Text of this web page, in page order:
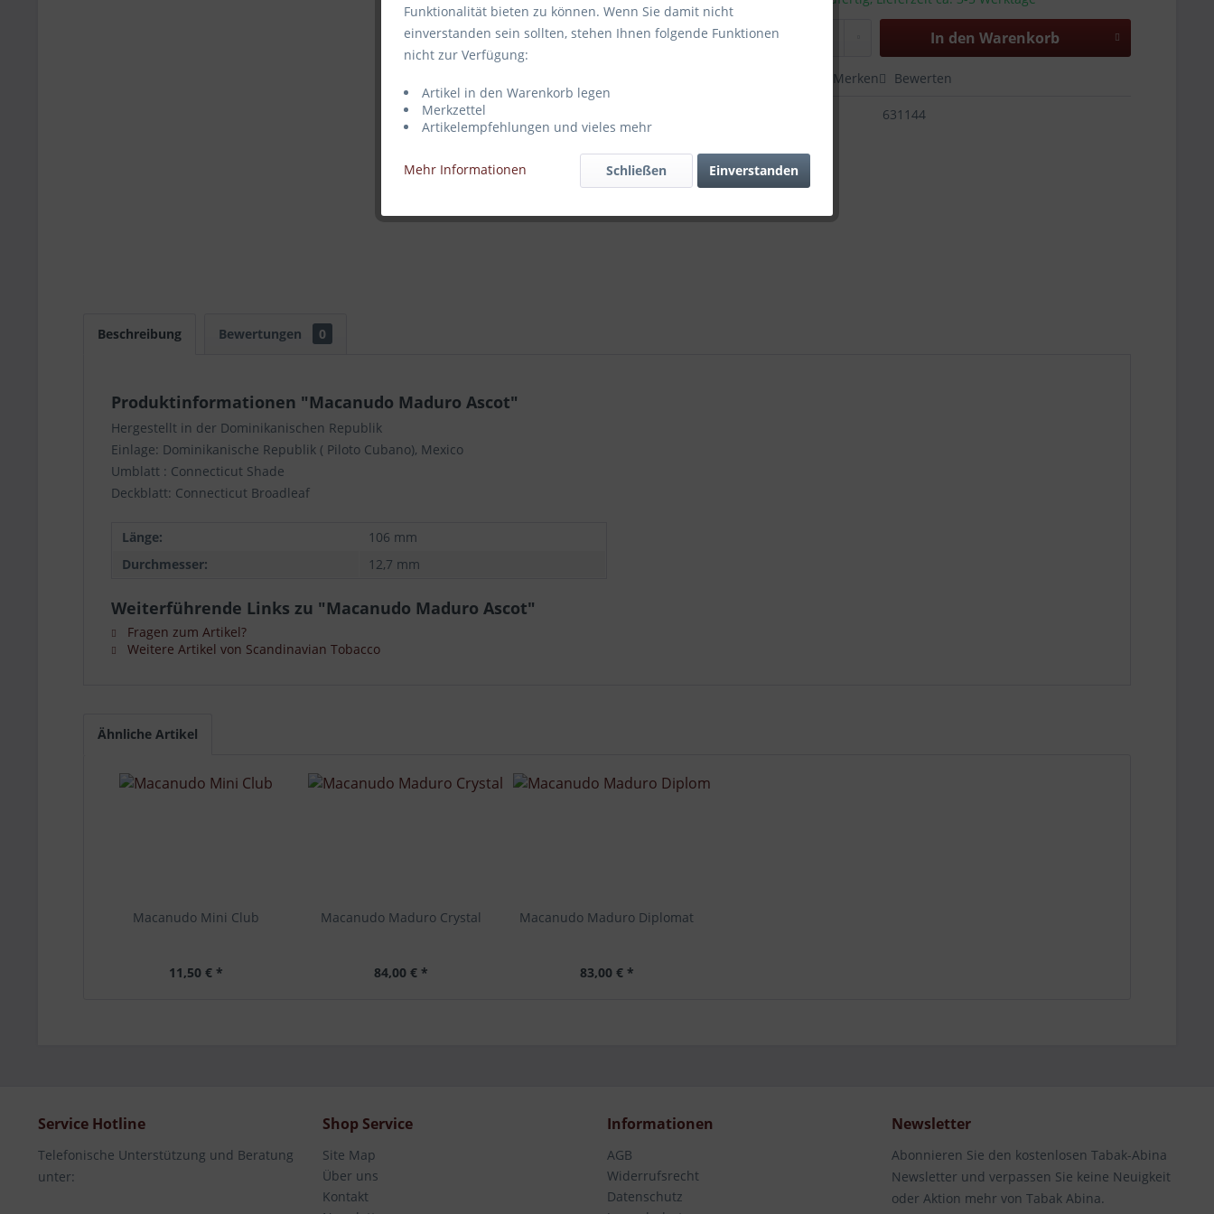
In den Warenkorb
Merken Bewerten
631144
Beschreibung Bewertungen 0
Produktinformationen "Macanudo Maduro Ascot"
Hergestellt in der Dominikanischen Republik
Einlage: Dominikanische Republik ( Piloto Cubano), Mexico
Umblatt : Connecticut Shade
Deckblatt: Connecticut Broadleaf
Länge:
106 mm
Durchmesser:
12,7 mm
Weiterführende Links zu "Macanudo Maduro Ascot"
Fragen zum Artikel?
Weitere Artikel von Scandinavian Tobacco
Ähnliche Artikel
Macanudo Mini Club
11,50 € *
Macanudo Maduro Crystal
84,00 € *
Macanudo Maduro Diplomat
83,00 € *
Service Hotline
Telefonische Unterstützung und Beratung
unter:
Shop Service
Site Map
Über uns
Kontakt
Informationen
AGB
Widerrufsrecht
Datenschutz
Newsletter
Abonnieren Sie den kostenlosen Tabak-Abina
Newsletter und verpassen Sie keine Neuigkeit
oder Aktion mehr von Tabak Abina.
Funktionalität bieten zu können. Wenn Sie damit nicht
einverstanden sein sollten, stehen Ihnen folgende Funktionen
nicht zur Verfügung:
Artikel in den Warenkorb legen
Merkzettel
Artikelempfehlungen und vieles mehr
Mehr Informationen Einverstanden
Schließen